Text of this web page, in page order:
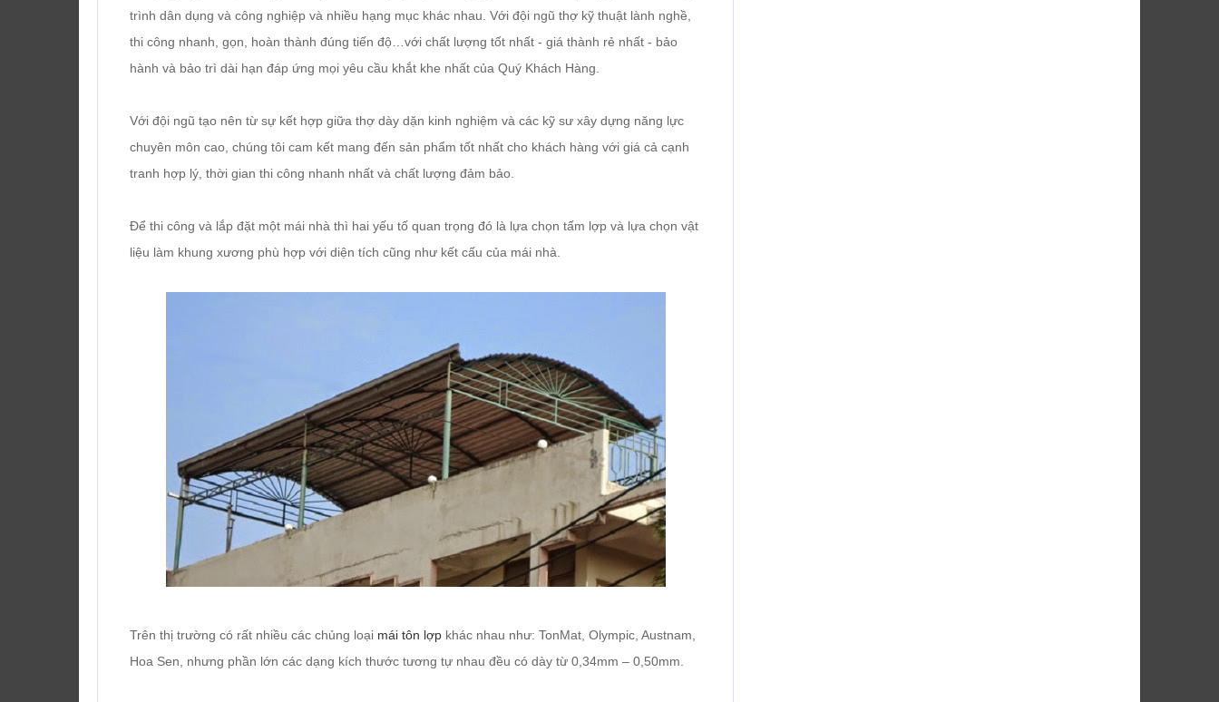
trình dân dụng và công nghiệp và nhiều hạng mục khác nhau. Với đội ngũ thợ kỹ thuật lành nghề,
thi công nhanh, gọn, hoàn thành đúng tiến độ…với chất lượng tốt nhất - giá thành rẻ nhất - bảo
hành và bảo trì dài hạn đáp ứng mọi yêu cầu khắt khe nhất của Quý Khách Hàng.
Với đội ngũ tạo nên từ sự kết hợp giữa thợ dày dặn kinh nghiệm và các kỹ sư xây dựng năng lực
chuyên môn cao, chúng tôi cam kết mang đến sản phẩm tốt nhất cho khách hàng với giá cả cạnh
tranh hợp lý, thời gian thi công nhanh nhất và chất lượng đảm bảo.
Để thi công và lắp đặt một mái nhà thì hai yếu tố quan trọng đó là lựa chọn tấm lợp và lựa chọn vật
liệu làm khung xương phù hợp với diện tích cũng như kết cấu của mái nhà.
Trên thị trường có rất nhiều các chủng loại mái tôn lợp khác nhau như: TonMat, Olympic, Austnam,
Hoa Sen, nhưng phần lớn các dạng kích thước tương tự nhau đều có dày từ 0,34mm – 0,50mm.